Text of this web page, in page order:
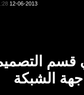
12-06-2013
11:28 PM
التصميم
الشبكة